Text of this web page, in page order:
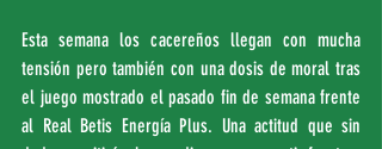
Esta semana los cacereños llegan con mucha
tensión pero también con una dosis de moral tras
el juego mostrado el pasado fin de semana frente
al Real Betis Energía Plus. Una actitud que sin